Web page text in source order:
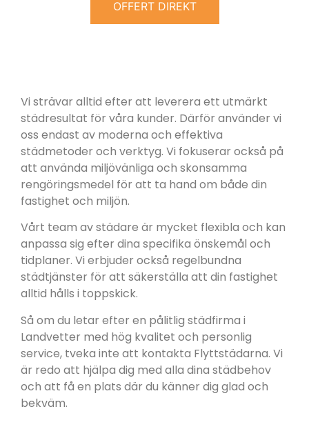
OFFERT DIREKT
Vi strävar alltid efter att leverera ett utmärkt
städresultat för våra kunder. Därför använder vi
oss endast av moderna och effektiva
städmetoder och verktyg. Vi fokuserar också på
att använda miljövänliga och skonsamma
rengöringsmedel för att ta hand om både din
fastighet och miljön.
Vårt team av städare är mycket flexibla och kan
anpassa sig efter dina specifika önskemål och
tidplaner. Vi erbjuder också regelbundna
städtjänster för att säkerställa att din fastighet
alltid hålls i toppskick.
Så om du letar efter en pålitlig städfirma i
Landvetter med hög kvalitet och personlig
service, tveka inte att kontakta Flyttstädarna. Vi
är redo att hjälpa dig med alla dina städbehov
och att få en plats där du känner dig glad och
bekväm.